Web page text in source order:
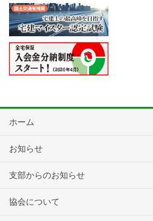
ホーム
お知らせ
支部からのお知らせ
協会について